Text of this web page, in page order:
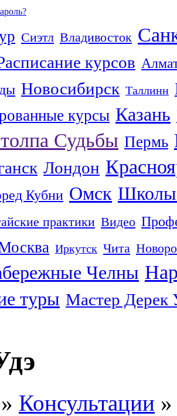
Сиэтл Владивосток
курсов
Новосибирск Таллинн
курсы Казань
Судьбы Пермь
Лондон
Кубни Омск
практики Видео
Иркутск Чита
Челны
туры Мастер Дерек
» Консультации